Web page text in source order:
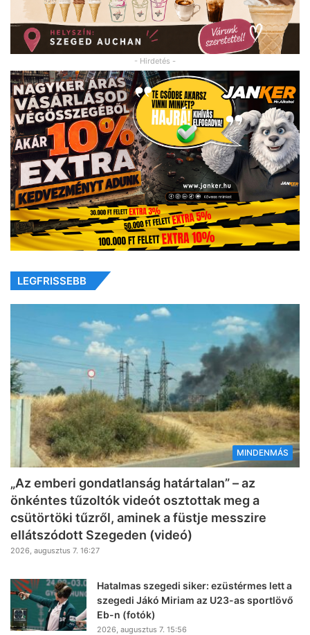
- Hirdetés -
LEGFRISSEBB
MINDENMÁS
„Az emberi gondatlanság határtalan” – az
önkéntes tűzoltók videót osztottak meg a
csütörtöki tűzről, aminek a füstje messzire
ellátszódott Szegeden (videó)
2026, augusztus 7. 16:27
Hatalmas szegedi siker: ezüstérmes lett a
szegedi Jákó Miriam az U23-as sportlövő
Eb-n (fotók)
2026, augusztus 7. 15:56